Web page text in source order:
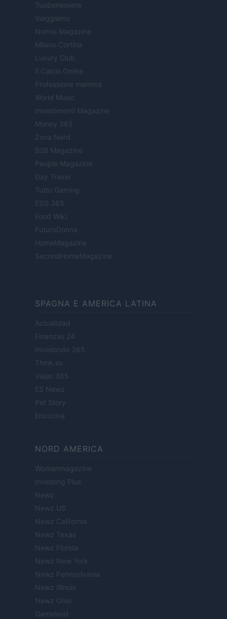
Tuobenessere
Viaggiamo
Nonne Magazine
Milano Cortina
Luxury Club
Il Calcio Online
Professione mamma
World Music
Investimenti Magazine
Money 365
Zona Nerd
B2B Magazine
People Magazine
Day Travel
Tutto Gaming
ESG 365
Food Wiki
FuturoDonna
HomeMagazine
SecondHomeMagazine
SPAGNA E AMERICA LATINA
Actualidad
Finanzas 24
Investindo 365
Think.es
Viajar 365
ES Newz
Pet Story
Encocina
NORD AMERICA
Womanmagazine
Investing Plus
Newz
Newz US
Newz California
Newz Texas
Newz Florida
Newz New York
Newz Pennsylvania
Newz Illinois
Newz Ohio
Gameland